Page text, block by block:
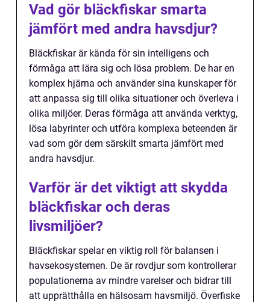
Vad gör bläckfiskar smarta
jämfört med andra havsdjur?
Bläckfiskar är kända för sin intelligens och
förmåga att lära sig och lösa problem. De har en
komplex hjärna och använder sina kunskaper för
att anpassa sig till olika situationer och överleva i
olika miljöer. Deras förmåga att använda verktyg,
lösa labyrinter och utföra komplexa beteenden är
vad som gör dem särskilt smarta jämfört med
andra havsdjur.
Varför är det viktigt att skydda
bläckfiskar och deras
livsmiljöer?
Bläckfiskar spelar en viktig roll för balansen i
havsekosystemen. De är rovdjur som kontrollerar
populationerna av mindre varelser och bidrar till
att upprätthålla en hälsosam havsmiljö. Överfiske